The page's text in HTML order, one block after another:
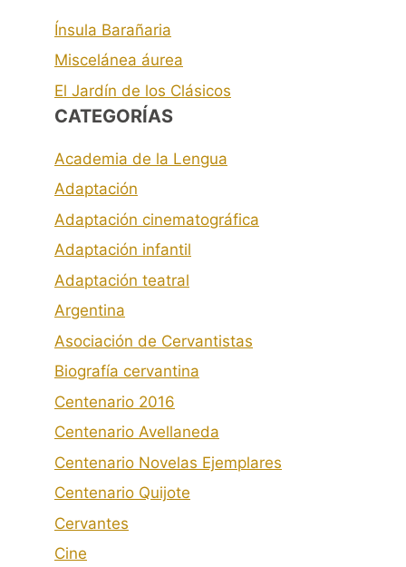
Ínsula Barañaria
Miscelánea áurea
El Jardín de los Clásicos
CATEGORÍAS
Academia de la Lengua
Adaptación
Adaptación cinematográfica
Adaptación infantil
Adaptación teatral
Argentina
Asociación de Cervantistas
Biografía cervantina
Centenario 2016
Centenario Avellaneda
Centenario Novelas Ejemplares
Centenario Quijote
Cervantes
Cine